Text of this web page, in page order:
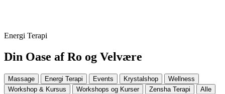
Energi Terapi
Din Oase af Ro og Velvære
Massage Energi Terapi Events Krystalshop
Wellness
Workshop & Kursus
Workshops og Kurser Zensha Terapi Alle